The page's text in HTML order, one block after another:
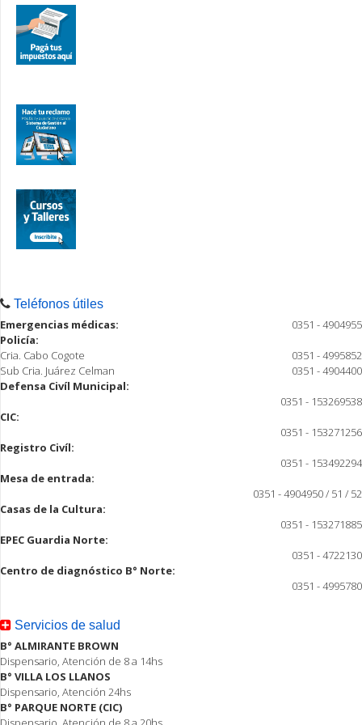
Teléfonos útiles
Emergencias médicas:
0351 - 4904955
Policía:
Cria. Cabo Cogote
0351 - 4995852
Sub Cria. Juárez Celman
0351 - 4904400
Defensa Civíl Municipal:
0351 - 153269538
CIC:
0351 - 153271256
Registro Civíl:
0351 - 153492294
Mesa de entrada:
0351 - 4904950 / 51 / 52
Casas de la Cultura:
0351 - 153271885
EPEC Guardia Norte:
0351 - 4722130
Centro de diagnóstico B° Norte:
0351 - 4995780
Servicios de salud
B° ALMIRANTE BROWN
Dispensario, Atención de 8 a 14hs
B° VILLA LOS LLANOS
Dispensario, Atención 24hs
B° PARQUE NORTE (CIC)